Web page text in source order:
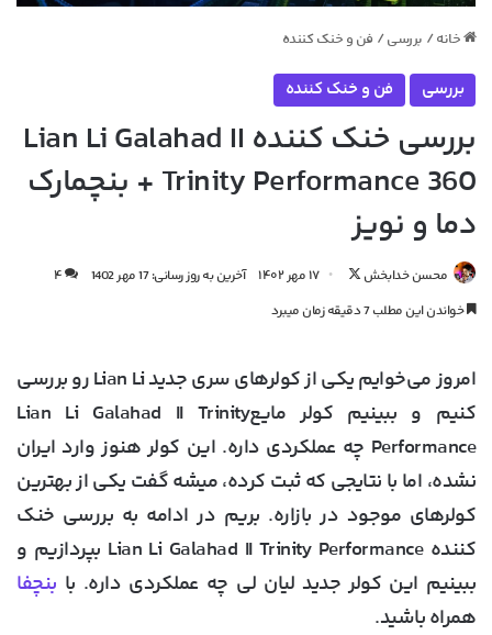
خانه / بررسی / فن و خنک کننده
بررسی فن و خنک کننده
بررسی خنک کننده Lian Li Galahad II
Trinity Performance 360 + بنچمارک
دما و نویز
محسن خدابخش
دنبال
کردن
۱۷ مهر ۱۴۰۲ آخرین به روز رسانی: 17 مهر 1402
۴
خواندن این مطلب 7 دقیقه زمان میبرد
امروز می‌خوایم یکی از کولرهای سری جدید Lian Li رو بررسی
کنیم و ببینیم کولر مایعLian Li Galahad II Trinity
Performance چه عملکردی داره. این کولر هنوز وارد ایران
نشده، اما با نتایجی که ثبت کرده، میشه گفت یکی از بهترین
کولرهای موجود در بازاره. بریم در ادامه به بررسی خنک
کننده Lian Li Galahad II Trinity Performance بپردازیم و
ببینیم این کولر جدید لیان لی چه عملکردی داره. با بنچفا
همراه باشید.